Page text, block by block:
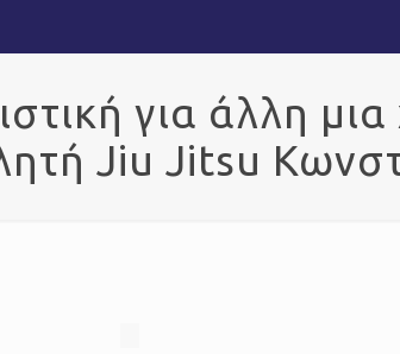
για άλλη
Jiu Jitsu